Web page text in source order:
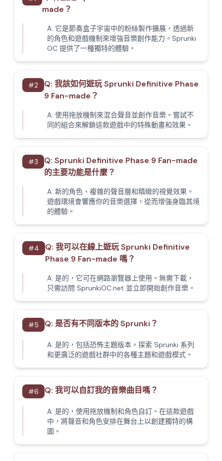
made？
A: 它是節奏盒子宇宙中的粉絲製作擴展，透過新
的角色和遊戲機制來增強音樂創作能力。Sprunki
OC 提供了一種獨特的體驗。
#2 Q: 我該如何遊玩 Sprunki Definitive Phase
9 Fan-made？
A: 使用拖放機制來混合聲音並創作音樂。嘗試不
同的組合來解鎖這款遊戲中的特殊動畫和效果。
#3 Q: Sprunki Definitive Phase 9 Fan-made
的主要功能是什麼？
A: 新的角色、複雜的聲音層和精緻的視覺效果。
遊戲環境會響應你的音樂選擇，從而增強身臨其境
的體驗。
#4 Q: 我可以在線上遊玩 Sprunki Definitive
Phase 9 Fan-made 嗎？
A: 是的，它可在網路瀏覽器上使用。無需下載，
只需訪問 SprunkiOC.net 並立即開始創作音樂。
#5 Q: 是否有不同版本的 Sprunki？
A: 是的，包括恐怖主題版本。探索 Sprunki 系列
和更廣泛的遊戲社群中的各種主題和遊戲模式。
#6 Q: 我可以自訂我的音樂曲目嗎？
A: 是的，使用拖放機制和角色自訂。在這款遊戲
中，將聲音和角色安排在舞台上以創建獨特的構
圖。